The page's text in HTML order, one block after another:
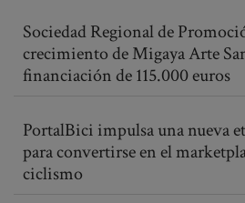
Sociedad Regional de
crecimiento de Migaya Arte
financiación de 115.000 euros
PortalBici impulsa una nueva
para convertirse en el
ciclismo